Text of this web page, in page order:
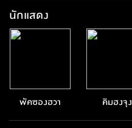
นักแสดง
พัคซองฮวา คิมฮงจุง